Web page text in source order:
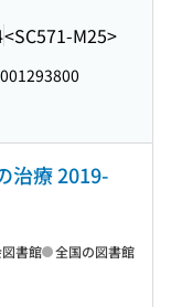
<SC571-M25>
治療 2019-
書館 全国の図書館